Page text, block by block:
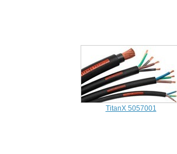
TitanX 5057001